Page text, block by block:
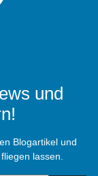
und
Blogartikel und
lassen.